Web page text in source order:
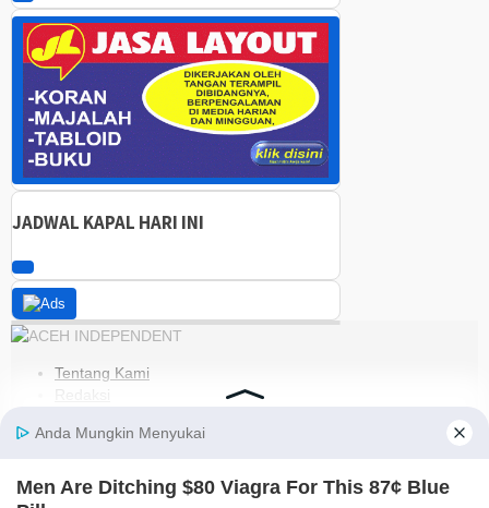
JADWAL KAPAL HARI INI
Tentang Kami
Redaksi
Pedoman Media Siber
Kebijakan Privasi